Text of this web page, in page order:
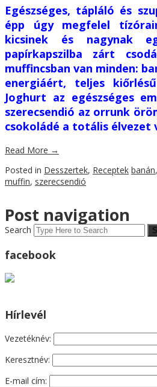
Egészséges, tápláló és
épp úgy megfelel
kicsinek és nagynak
papírkapszilba zárt
muffincsban van minden:
energiáért, teljes
Joghurt az egészséges
szerecsendió az orrunk
csokoládé a totális élvezet
Read More →
Posted in Desszertek, Receptek banán,
muffin, szerecsendió
Post navigation
Search
facebook
Hírlevél
Vezetéknév:
Keresztnév:
E-mail cím: